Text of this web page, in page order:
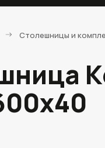
Столешницы и